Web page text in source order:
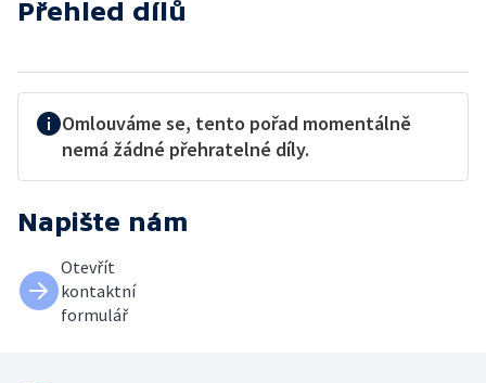
Přehled dílů
Omlouváme se, tento pořad momentálně
nemá žádné přehratelné díly.
Napište nám
Otevřít
kontaktní
formulář